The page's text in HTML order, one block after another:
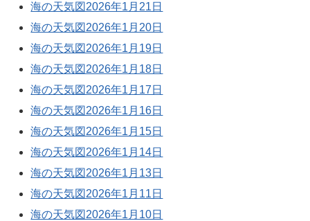
海の天気図2026年1月21日
海の天気図2026年1月20日
海の天気図2026年1月19日
海の天気図2026年1月18日
海の天気図2026年1月17日
海の天気図2026年1月16日
海の天気図2026年1月15日
海の天気図2026年1月14日
海の天気図2026年1月13日
海の天気図2026年1月11日
海の天気図2026年1月10日